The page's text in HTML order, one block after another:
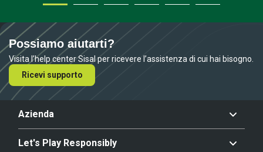
Possiamo aiutarti?
Visita l’help center Sisal per ricevere l’assistenza di cui hai bisogno.
Ricevi supporto
Azienda
Let's Play Responsibly